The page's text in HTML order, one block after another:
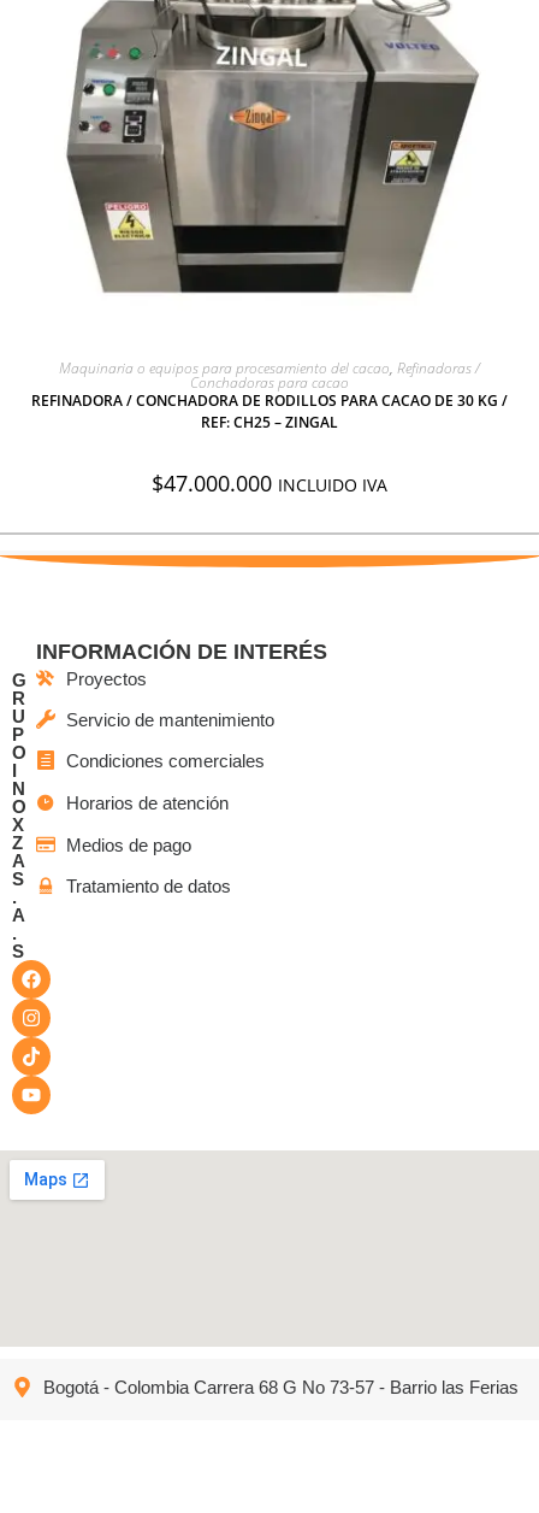
AGREGAR A COTIZACIÓN
Maquinaria o equipos para procesamiento del cacao, Refinadoras /
Conchadoras para cacao
REFINADORA / CONCHADORA DE RODILLOS PARA CACAO DE 30 KG /
REF: CH25 – ZINGAL
$47.000.000 INCLUIDO IVA
G
R
U
P
O
I
N
O
X
Z
A
S
.
A
.
S
INFORMACIÓN DE INTERÉS
Proyectos
Servicio de mantenimiento
Condiciones comerciales
Horarios de atención
Medios de pago
Tratamiento de datos
Bogotá - Colombia Carrera 68 G No 73-57 - Barrio las Ferias